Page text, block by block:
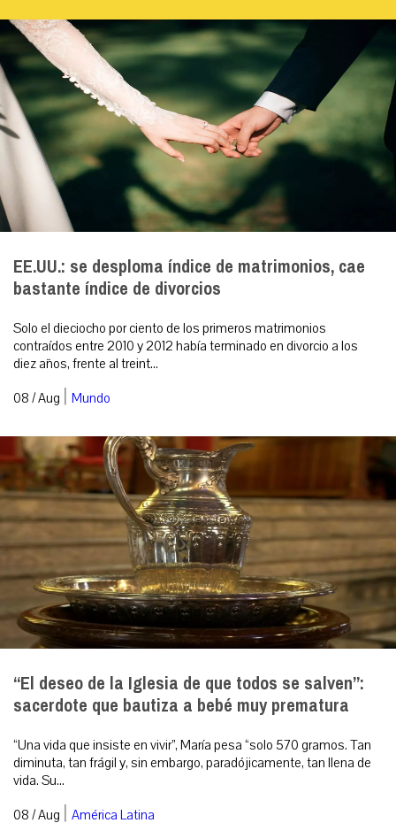
EE.UU.: se desploma índice de matrimonios, cae
bastante índice de divorcios
Solo el dieciocho por ciento de los primeros matrimonios
contraídos entre 2010 y 2012 había terminado en divorcio a los
diez años, frente al treint...
08 / Aug | Mundo
“El deseo de la Iglesia de que todos se salven”:
sacerdote que bautiza a bebé muy prematura
“Una vida que insiste en vivir”, María pesa “solo 570 gramos. Tan
diminuta, tan frágil y, sin embargo, paradójicamente, tan llena de
vida. Su...
08 / Aug | América Latina